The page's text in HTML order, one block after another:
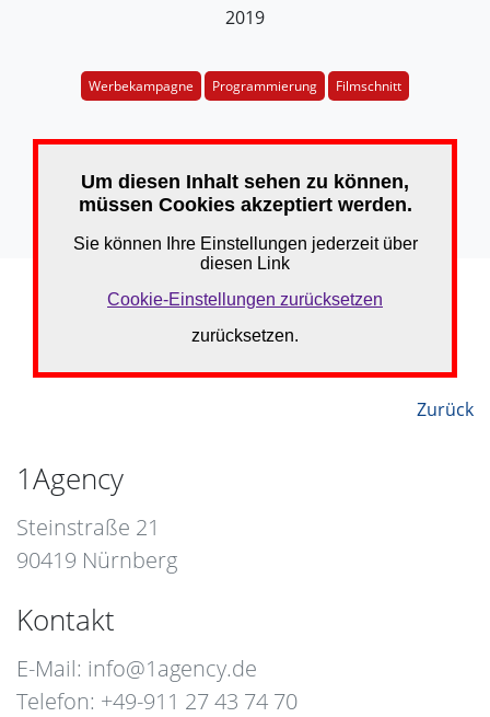
2019
Werbekampagne Programmierung Filmschnitt
Zurück
1Agency
Steinstraße 21
90419 Nürnberg
Kontakt
E-Mail: info@1agency.de
Telefon: +49-911 27 43 74 70